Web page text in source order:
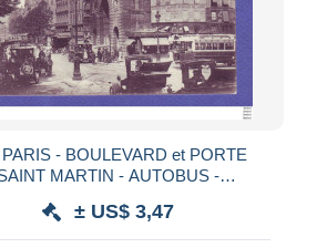
et PORTE
MARTIN - AUTOBUS -
± US$ 3,47